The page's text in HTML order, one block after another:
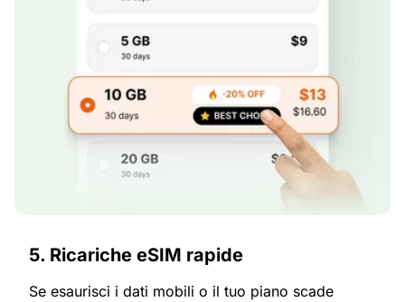
5. Ricariche eSIM rapide
Se esaurisci i dati mobili o il tuo piano scade